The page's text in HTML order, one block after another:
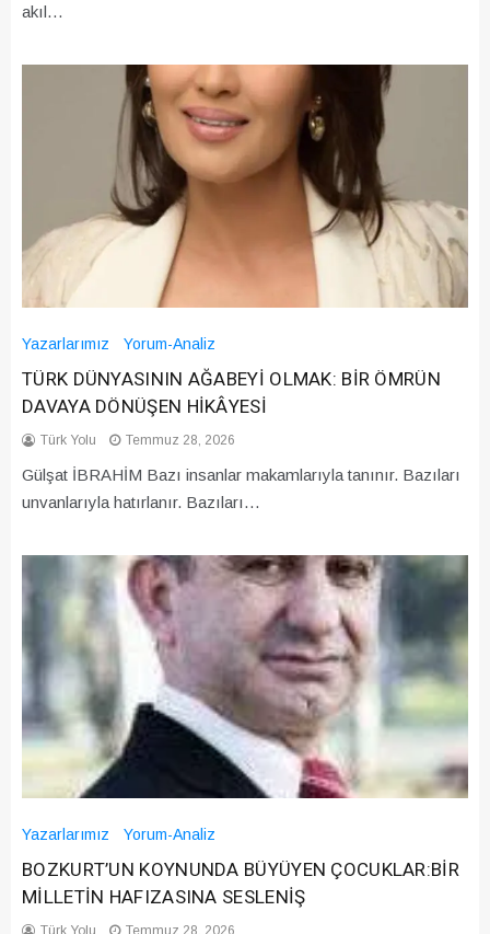
akıl…
Yazarlarımız Yorum-Analiz
TÜRK DÜNYASININ AĞABEYİ OLMAK: BİR ÖMRÜN
DAVAYA DÖNÜŞEN HİKÂYESİ
Türk Yolu Temmuz 28, 2026
Gülşat İBRAHİM Bazı insanlar makamlarıyla tanınır. Bazıları
unvanlarıyla hatırlanır. Bazıları…
Yazarlarımız Yorum-Analiz
BOZKURT’UN KOYNUNDA BÜYÜYEN ÇOCUKLAR:BİR
MİLLETİN HAFIZASINA SESLENİŞ
Türk Yolu Temmuz 28, 2026